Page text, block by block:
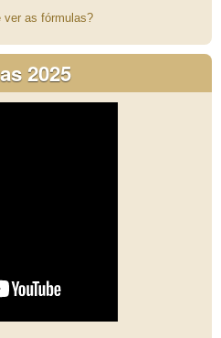
ver as fórmulas?
2025